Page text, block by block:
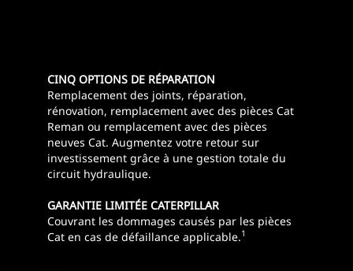
CINQ OPTIONS DE RÉPARATION
Remplacement des joints, réparation,
rénovation, remplacement avec des pièces Cat
Reman ou remplacement avec des pièces
neuves Cat. Augmentez votre retour sur
investissement grâce à une gestion totale du
circuit hydraulique.
GARANTIE LIMITÉE CATERPILLAR
Couvrant les dommages causés par les pièces
Cat en cas de défaillance applicable.1